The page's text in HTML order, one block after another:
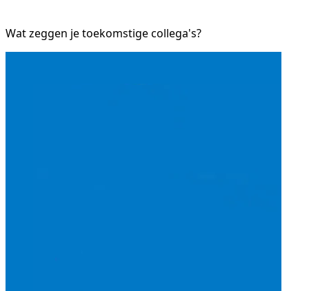
Wat zeggen je toekomstige collega's?